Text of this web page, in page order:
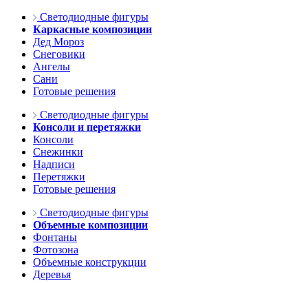
Светодиодные фигуры
Каркасные композиции
Дед Мороз
Снеговики
Ангелы
Сани
Готовые решения
Светодиодные фигуры
Консоли и перетяжки
Консоли
Снежинки
Надписи
Перетяжки
Готовые решения
Светодиодные фигуры
Объемные композиции
Фонтаны
Фотозона
Объемные конструкции
Деревья